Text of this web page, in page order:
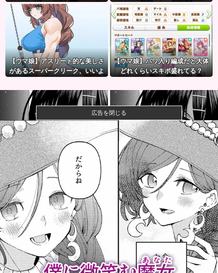
ど。」→ 一方ジェンティルさん
（アカン）
【ウマ娘】アスリート的な美しさ
があるスーパークリーク、いいよ
【ウマ娘】パワ入り編成だと大体
どれくらいスキポ盛れてる？
広告を閉じる